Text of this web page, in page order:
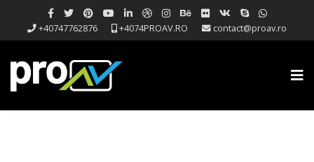
+40747762876 +4074PROAV.RO contact@proav.ro